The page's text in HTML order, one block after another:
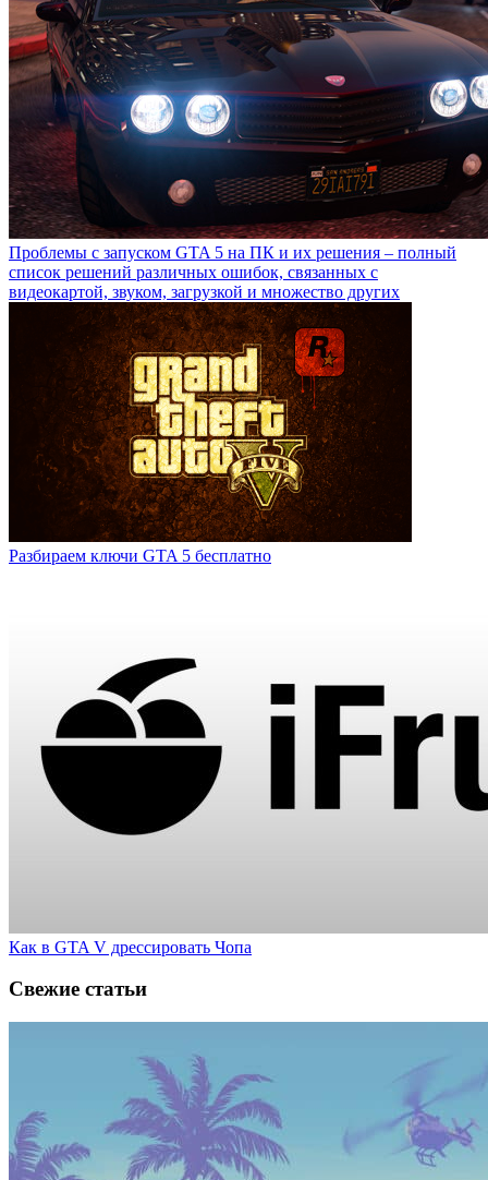
Проблемы с запуском GTA 5 на ПК и их решения – полный
список решений различных ошибок, связанных с
видеокартой, звуком, загрузкой и множество других
Разбираем ключи GTA 5 бесплатно
Как в GTA V дрессировать Чопа
Свежие статьи